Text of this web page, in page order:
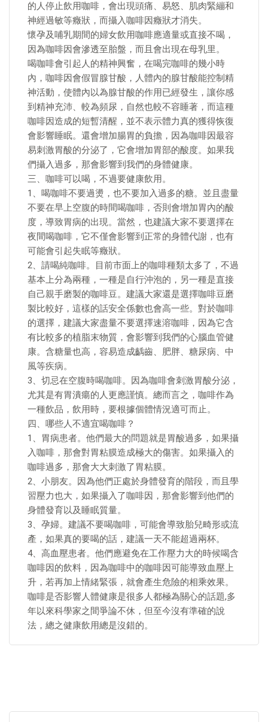
的人停止飲用咖啡，會出現頭痛、易怒、肌肉緊繃和
神經過敏等癥狀，而攝入咖啡因癥狀才消失。
懷孕及哺乳期間的婦女飲用咖啡應適量或直接不喝，
因為咖啡因會滲透至胎盤，而且會出現在母乳里。
喝咖啡會引起人的精神興奮，在喝完咖啡的幾小時
內，咖啡因會假冒腺甘酸，人體內的腺甘酸能控制精
神活動，使體內以為腺甘酸的作用已經發生，讓你感
到精神充沛、較為頻尿，自然也較不容睡著，而這種
咖啡因造成的短暫清醒，並不表示體力真的獲得恢復
會影響睡眠。還會增加腸胃的負擔，因為咖啡因最容
易刺激胃酸的分泌了，它會增加胃部的酸度。如果我
們攝入過多，那會影響到我們的身體健康。
三、咖啡可以喝，不過要健康飲用。
1、喝咖啡不要過燙，也不要加入過多的糖。並且盡量
不要在早上空腹的時間喝咖啡，否則會增加胃內的酸
度，導致胃病的出現。當然，也建議大家不要選擇在
夜間喝咖啡，它不僅會影響到正常的身體代謝，也有
可能會引起失眠等癥狀。
2、請喝純咖啡。目前市面上的咖啡種類太多了，不過
基本上分為兩種，一種是自行沖泡的，另一種是直接
自己親手磨製的咖啡豆。建議大家還是選擇咖啡豆磨
製比較好，這樣的話安全係數也會高一些。對於咖啡
的選擇，建議大家盡量不要選擇速溶咖啡，因為它含
有比較多的植脂末物質，會影響到我們的心腦血管健
康。含糖量也高，容易造成齲齒、肥胖、糖尿病、中
風等疾病。
3、切忌在空腹時喝咖啡。因為咖啡會刺激胃酸分泌，
尤其是有胃潰瘍的人更應謹慎。總而言之，咖啡作為
一種飲品，飲用時，要根據個體情況適可而止。
四、哪些人不適宜喝咖啡？
1、胃病患者。他們最大的問題就是胃酸過多，如果攝
入咖啡，那會對胃粘膜造成極大的傷害。如果攝入的
咖啡過多，那會大大刺激了胃粘膜。
2、小朋友。因為他們正處於身體發育的階段，而且學
習壓力也大，如果攝入了咖啡因，那會影響到他們的
身體發育以及睡眠質量。
3、孕婦。建議不要喝咖啡，可能會導致胎兒畸形或流
產，如果真的要喝的話，建議一天不能超過兩杯。
4、高血壓患者。他們應避免在工作壓力大的時候喝含
咖啡因的飲料，因為咖啡中的咖啡因可能導致血壓上
升，若再加上情緒緊張，就會產生危險的相乘效果。
咖啡是否影響人體健康是很多人都極為關心的話題,多
年以來科學家之間爭論不休，但至今沒有準確的說
法，總之健康飲用總是沒錯的。